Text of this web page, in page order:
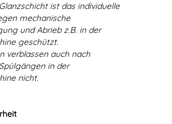
ist das individuelle
mechanische
und Abrieb z.B. in der
geschützt.
verblassen auch nach
in der
nicht.